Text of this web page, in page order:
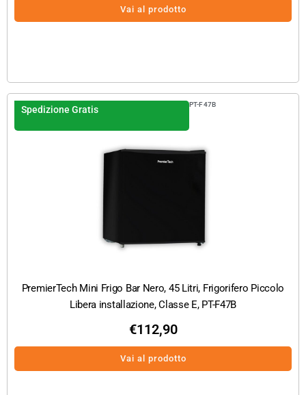
Vai al prodotto
Spedizione Gratis PT-F47B
PremierTech Mini Frigo Bar Nero, 45 Litri, Frigorifero Piccolo
Libera installazione, Classe E, PT-F47B
€112,90
Vai al prodotto